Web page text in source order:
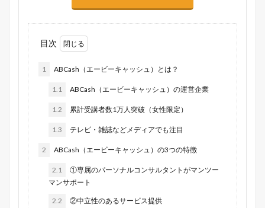
目次
1 ABCash（エービーキャッシュ）とは？
1.1 ABCash（エービーキャッシュ）の運営企業
1.2 累計受講者数1万人突破（女性限定）
1.3 テレビ・雑誌などメディアでも注目
2 ABCash（エービーキャッシュ）の3つの特徴
2.1
①専属のパーソナルコンサルタントがマンツー
マンサポート
2.2 ②中立性のあるサービス提供